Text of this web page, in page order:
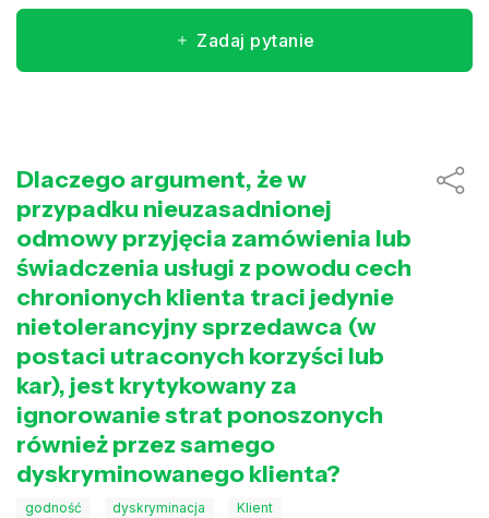
Zadaj pytanie
Dlaczego argument, że w
przypadku nieuzasadnionej
odmowy przyjęcia zamówienia lub
świadczenia usługi z powodu cech
chronionych klienta traci jedynie
nietolerancyjny sprzedawca (w
postaci utraconych korzyści lub
kar), jest krytykowany za
ignorowanie strat ponoszonych
również przez samego
dyskryminowanego klienta?
godność dyskryminacja Klient